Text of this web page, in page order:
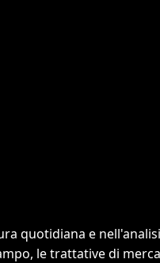
quotidiana e
le trattative di